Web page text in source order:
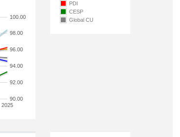
2025
90.00
92.00
94.00
96.00
98.00
100.00
PDI
CESP
Global CU